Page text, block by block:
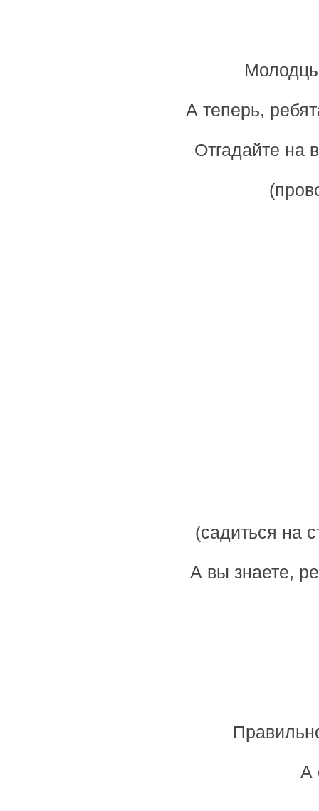
Молодцы
А теперь,
Отгадайте на
(садиться на
А вы знаете,
А